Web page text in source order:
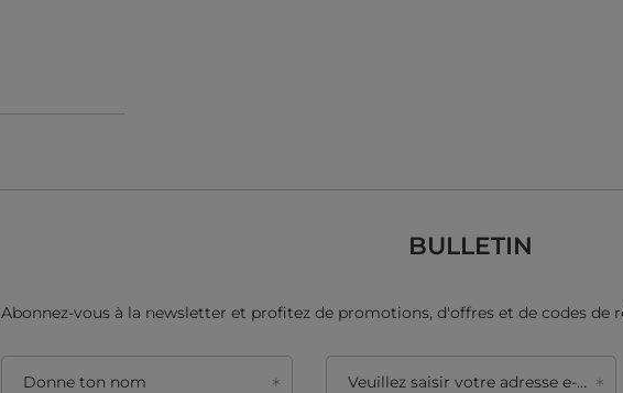
BULLETIN
Abonnez-vous à la newsletter et profitez de promotions, d'offres et de codes de
Donne ton nom Veuillez saisir votre adresse e-mail